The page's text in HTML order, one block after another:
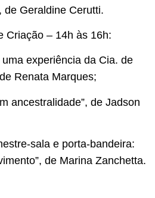
de Geraldine Cerutti.
Criação – 14h às 16h:
experiência da Cia. de
Renata Marques;
ancestralidade”, de Jadson
sala e porta-bandeira:
de Marina Zanchetta.